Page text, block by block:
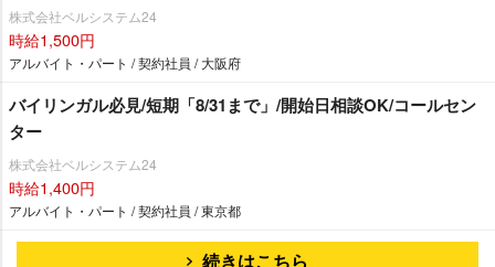
株式会社ベルシステム24
時給1,500円
アルバイト・パート / 契約社員 / 大阪府
バイリンガル必見/短期「8/31まで」/開始日相談OK/コールセン
ター
株式会社ベルシステム24
時給1,400円
アルバイト・パート / 契約社員 / 東京都
続きはこちら